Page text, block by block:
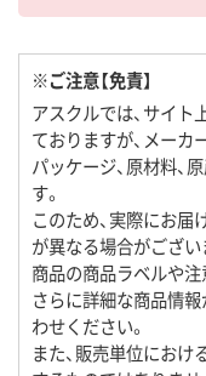
※ご注意【免責】
アスクルでは、サイ
ておりますが、メーカ
パッケージ、原材料、
す。
このため、実際にお
が異なる場合がござ
商品の商品ラベルや注
さらに詳細な商品情
わせください。
また、販売単位におけ